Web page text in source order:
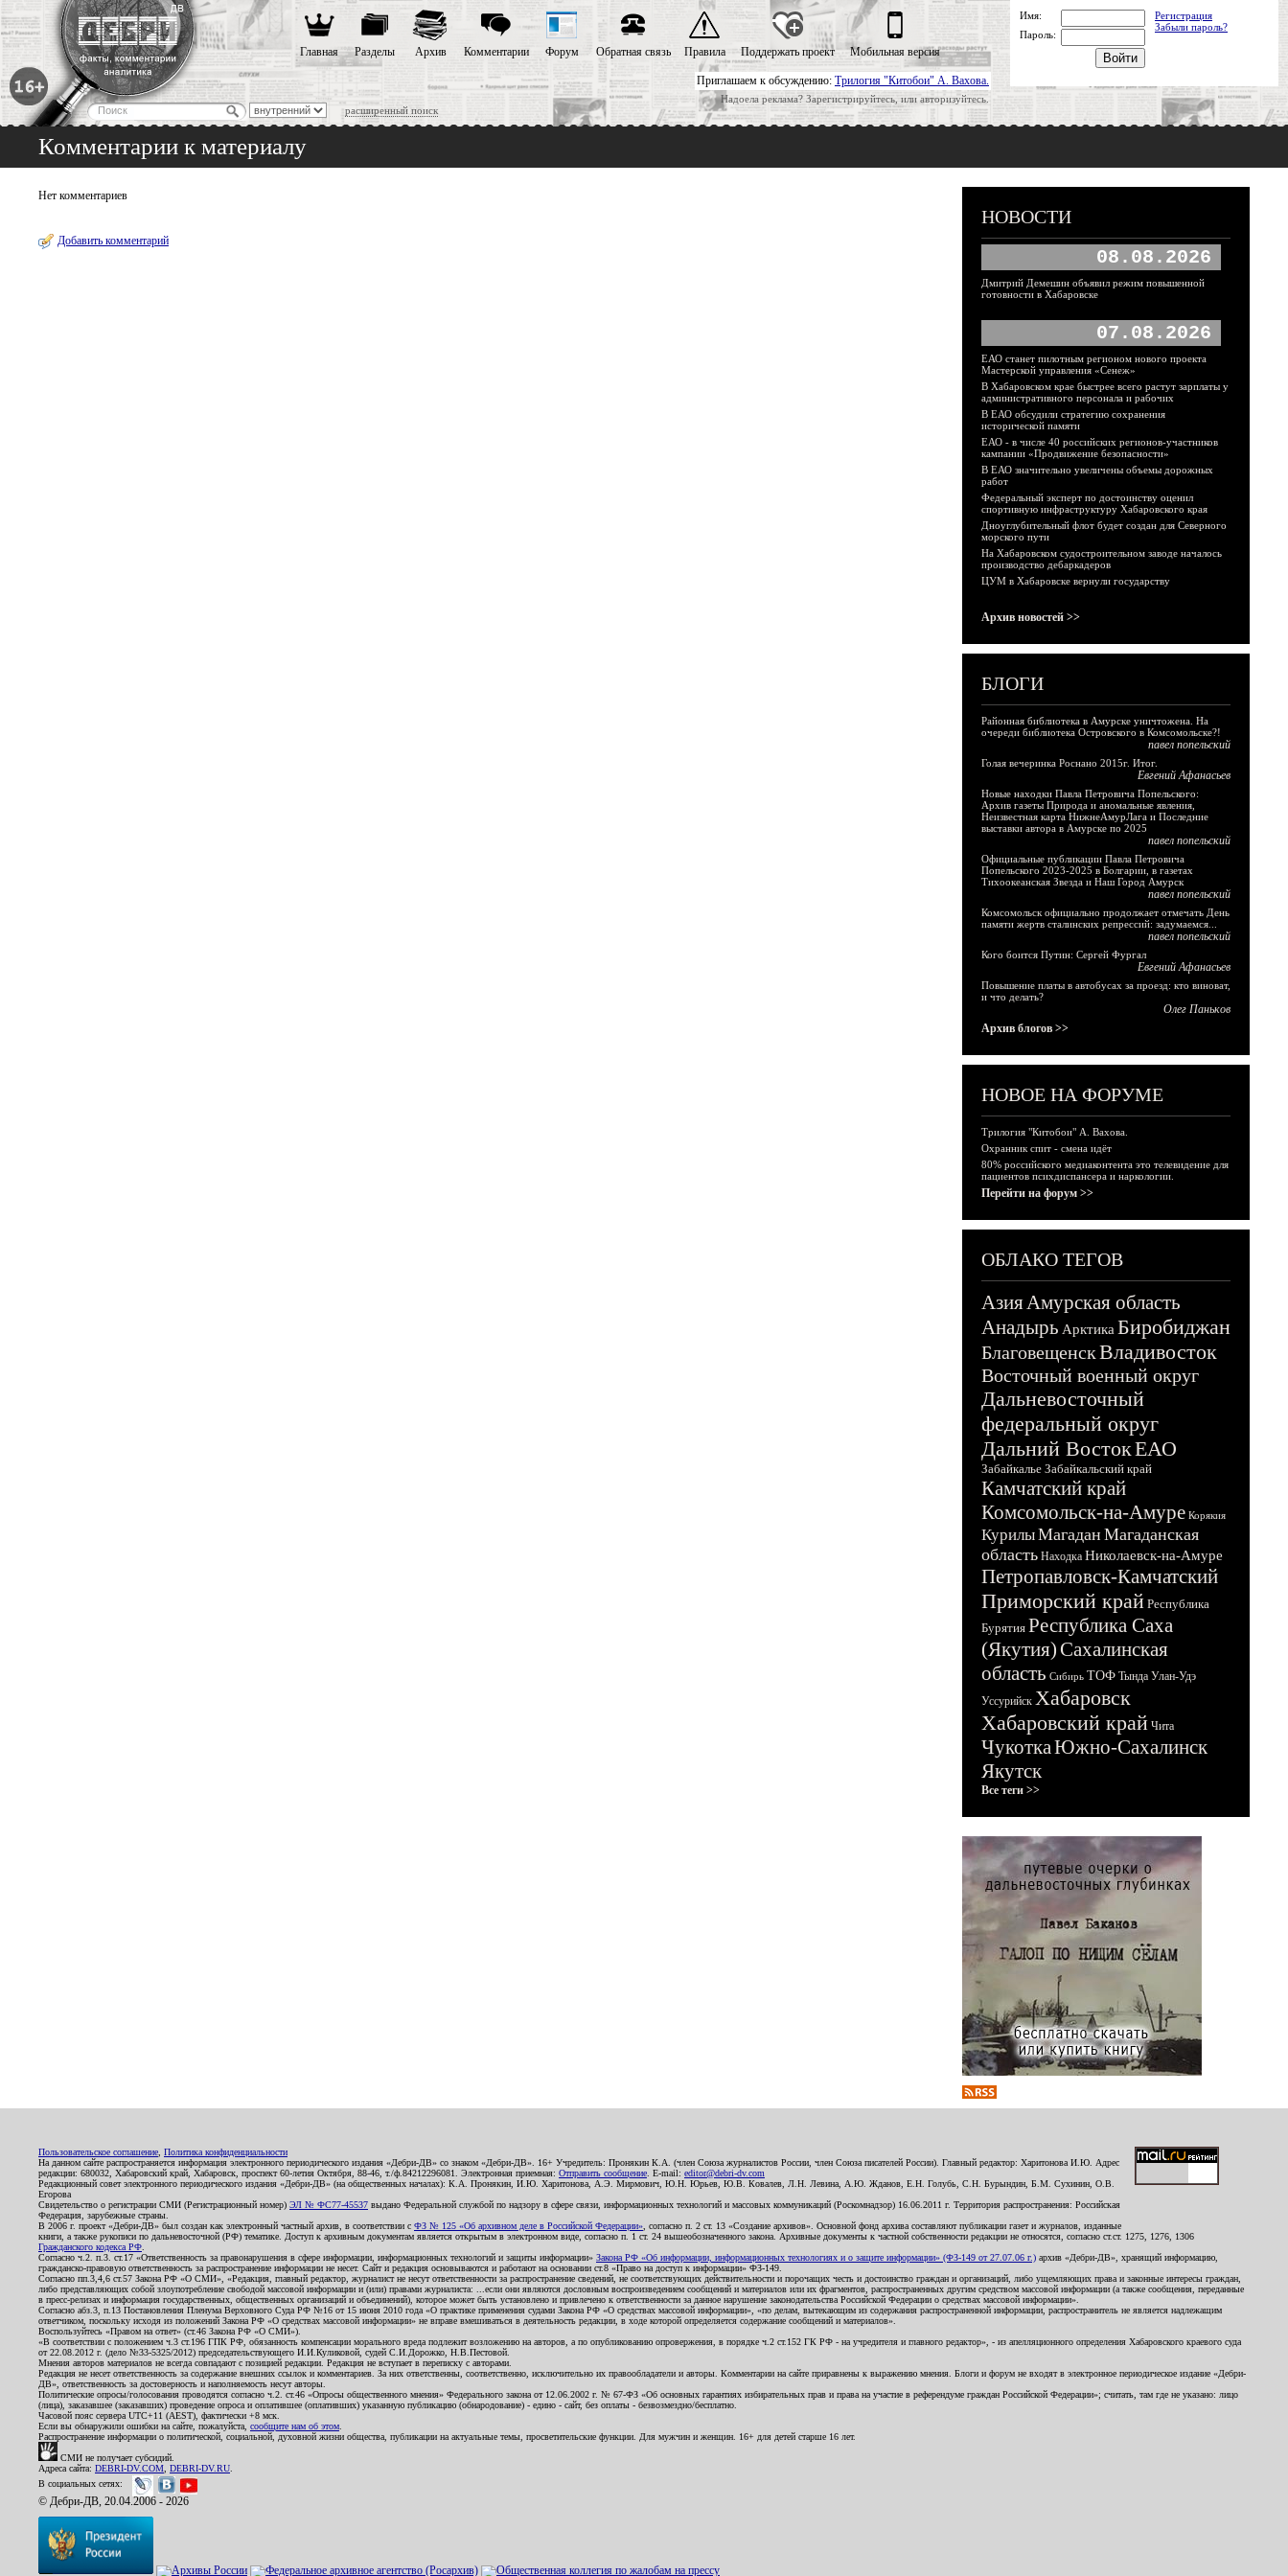
Приглашаем к обсуждению: Трилогия "Китобои" А. Вахова.
Надоела реклама? Зарегистрируйтесь, или авторизуйтесь.
расширенный поиск
Главная Разделы Архив Комментарии Форум Обратная связь Правила Поддержать проект Мобильная версия
Имя:
Регистрация
Забыли пароль?
Пароль:
Комментарии к материалу
Нет комментариев
Добавить комментарий
НОВОСТИ
08.08.2026
Дмитрий Демешин объявил режим повышенной
готовности в Хабаровске
07.08.2026
ЕАО станет пилотным регионом нового проекта
Мастерской управления «Сенеж»
В Хабаровском крае быстрее всего растут зарплаты у
административного персонала и рабочих
В ЕАО обсудили стратегию сохранения
исторической памяти
ЕАО - в числе 40 российских регионов-участников
кампании «Продвижение безопасности»
В ЕАО значительно увеличены объемы дорожных
работ
Федеральный эксперт по достоинству оценил
спортивную инфраструктуру Хабаровского края
Дноуглубительный флот будет создан для Северного
морского пути
На Хабаровском судостроительном заводе началось
производство дебаркадеров
ЦУМ в Хабаровске вернули государству
Архив новостей >>
БЛОГИ
Районная библиотека в Амурске уничтожена. На
очереди библиотека Островского в Комсомольске?!
павел попельский
Голая вечеринка Роснано 2015г. Итог.
Евгений Афанасьев
Новые находки Павла Петровича Попельского:
Архив газеты Природа и аномальные явления,
Неизвестная карта НижнеАмурЛага и Последние
выставки автора в Амурске по 2025
павел попельский
Официальные публикации Павла Петровича
Попельского 2023-2025 в Болгарии, в газетах
Тихоокеанская Звезда и Наш Город Амурск
павел попельский
Комсомольск официально продолжает отмечать День
памяти жертв сталинских репрессий: задумаемся...
павел попельский
Кого боится Путин: Сергей Фургал
Евгений Афанасьев
Повышение платы в автобусах за проезд: кто виноват,
и что делать?
Олег Паньков
Архив блогов >>
НОВОЕ НА ФОРУМЕ
Трилогия "Китобои" А. Вахова.
Охранник спит - смена идёт
80% российского медиаконтента это телевидение для
пациентов психдиспансера и наркологии.
Перейти на форум >>
ОБЛАКО ТЕГОВ
АзияАмурская область
Анадырь Арктика Биробиджан
БлаговещенскВладивосток
Восточный военный округ
Дальневосточный
федеральный округ
Дальний ВостокЕАО
Забайкалье Забайкальский край
Камчатский край
Комсомольск-на-Амуре Корякия
КурилыМагадан Магаданская
область Находка Николаевск-на-Амуре
Петропавловск-Камчатский
Приморский край Республика
Бурятия Республика Саха
(Якутия)Сахалинская
область Сибирь ТОФ Тында Улан-Удэ
Уссурийск Хабаровск
Хабаровский край Чита
ЧукоткаЮжно-Сахалинск
Якутск
Все теги >>
Пользовательское соглашение Политика конфиденциальности
На данном сайте распространяется информация электронного периодического издания «Дебри-ДВ» со знаком «Дебри-ДВ». 16+ Учредитель: Пронякин К.А. (член Союза журналистов России, член Союза писателей России). Главный редактор: Харитонова И.Ю. Адрес
редакции: 680032, Хабаровский край, Хабаровск, проспект 60-летия Октября, 88-46, т./ф.84212296081. Электронная приемная: Отправить сообщение . E-mail: editor@debri-dv.com
Редакционный совет электронного периодического издания «Дебри-ДВ» (на общественных началах): К.А. Пронякин, И.Ю. Харитонова, А.Э. Мирмович, Ю.Н. Юрьев, Ю.В. Ковалев, Л.Н. Левина, А.Ю. Жданов, Е.Н. Голубь, С.Н. Бурындин, Б.М. Сухинин, О.В.
Егорова
Свидетельство о регистрации СМИ (Регистрационный номер) ЭЛ № ФС77-45537 выдано Федеральной службой по надзору в сфере связи, информационных технологий и массовых коммуникаций (Роскомнадзор) 16.06.2011 г. Территория распространения: Российская
Федерация, зарубежные страны.
В 2006 г. проект «Дебри-ДВ» был создан как электронный частный архив, в соответствии с ФЗ № 125 «Об архивном деле в Российской Федерации» , согласно п. 2 ст. 13 «Создание архивов». Основной фонд архива составляют публикации газет и журналов, изданные
книги, а также рукописи по дальневосточной (РФ) тематике. Доступ к архивным документам является открытым в электронном виде, согласно п. 1 ст. 24 вышеобозначенного закона. Архивные документы к частной собственности редакции не относятся, согласно ст.ст. 1275, 1276, 1306
Гражданского кодекса РФ
Согласно ч.2. п.3. ст.17 «Ответственность за правонарушения в сфере информации, информационных технологий и защиты информации» Закона РФ «Об информации, информационных технологиях и о защите информации» (ФЗ-149 от 27.07.06 г.) архив «Дебри-ДВ», хранящий информацию,
гражданско-правовую ответственность за распространение информации не несет. Сайт и редакция основываются и работают на основании ст.8 «Право на доступ к информации» ФЗ-149.
Согласно пп.3,4,6 ст.57 Закона РФ «О СМИ», «Редакция, главный редактор, журналист не несут ответственности за распространение сведений, не соответствующих действительности и порочащих честь и достоинство граждан и организаций, либо ущемляющих права и законные интересы граждан,
либо представляющих собой злоупотребление свободой массовой информации и (или) правами журналиста: ...если они являются дословным воспроизведением сообщений и материалов или их фрагментов, распространенных другим средством массовой информации (а также сообщения, переданные
в пресс-релизах и информация государственных, общественных организаций и объединений), которое может быть установлено и привлечено к ответственности за данное нарушение законодательства Российской Федерации о средствах массовой информации».
Согласно абз.3, п.13 Постановления Пленума Верховного Суда РФ №16 от 15 июня 2010 года «О практике применения судами Закона РФ «О средствах массовой информации», «по делам, вытекающим из содержания распространенной информации, распространитель не является надлежащим
ответчиком, поскольку исходя из положений Закона РФ «О средствах массовой информации» не вправе вмешиваться в деятельность редакции, в ходе которой определяется содержание сообщений и материалов».
Воспользуйтесь «Правом на ответ» (ст.46 Закона РФ «О СМИ»).
«В соответствии с положением ч.3 ст.196 ГПК РФ, обязанность компенсации морального вреда подлежит возложению на авторов, а по опубликованию опровержения, в порядке ч.2 ст.152 ГК РФ - на учредителя и главного редактор», - из апелляционного определения Хабаровского краевого суда
от 22.08.2012 г. (дело №33-5325/2012) председательствующего И.И.Куликовой, судей С.И.Дорожко, Н.В.Пестовой.
Мнения авторов материалов не всегда совпадают с позицией редакции. Редакция не вступает в переписку с авторами.
Редакция не несет ответственность за содержание внешних ссылок и комментариев. За них ответственны, соответственно, исключительно их правообладатели и авторы. Комментарии на сайте приравнены к выражению мнения. Блоги и форум не входят в электронное периодическое издание «Дебри-
ДВ», ответственность за достоверность и наполняемость несут авторы.
Политические опросы/голосования проводятся согласно ч.2. ст.46 «Опросы общественного мнения» Федерального закона от 12.06.2002 г. № 67-ФЗ «Об основных гарантиях избирательных прав и права на участие в референдуме граждан Российской Федерации»; считать, там где не указано: лицо
(лица), заказавшее (заказавших) проведение опроса и оплатившее (оплативших) указанную публикацию (обнародование) - едино - сайт, без оплаты - безвозмездно/бесплатно.
Часовой пояс сервера UTC+11 (AEST), фактически +8 мск.
Если вы обнаружили ошибки на сайте, пожалуйста, сообщите нам об этом
Распространение информации о политической, социальной, духовной жизни общества, публикации на актуальные темы, просветительские функции. Для мужчин и женщин. 16+ для детей старше 16 лет.
СМИ не получает субсидий.
Адреса сайта: DEBRI-DV.COM DEBRI-DV.RU
В социальных сетях:
© Дебри-ДВ, 20.04.2006 - 2026